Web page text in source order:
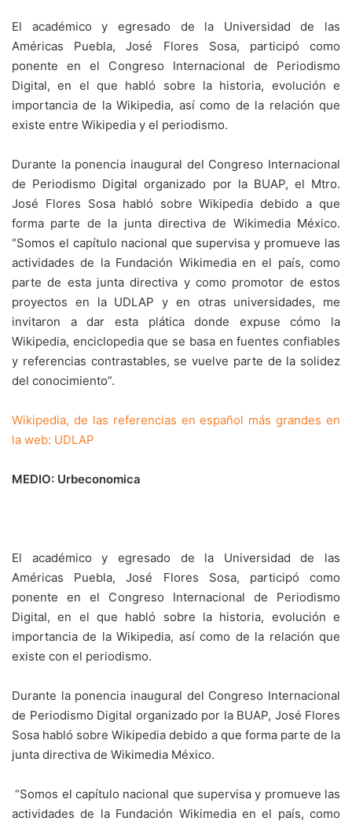
El académico y egresado de la Universidad de las
Américas Puebla, José Flores Sosa, participó como
ponente en el Congreso Internacional de Periodismo
Digital, en el que habló sobre la historia, evolución e
importancia de la Wikipedia, así como de la relación que
existe entre Wikipedia y el periodismo.
Durante la ponencia inaugural del Congreso Internacional
de Periodismo Digital organizado por la BUAP, el Mtro.
José Flores Sosa habló sobre Wikipedia debido a que
forma parte de la junta directiva de Wikimedia México.
“Somos el capítulo nacional que supervisa y promueve las
actividades de la Fundación Wikimedia en el país, como
parte de esta junta directiva y como promotor de estos
proyectos en la UDLAP y en otras universidades, me
invitaron a dar esta plática donde expuse cómo la
Wikipedia, enciclopedia que se basa en fuentes confiables
y referencias contrastables, se vuelve parte de la solidez
del conocimiento”.
Wikipedia, de las referencias en español más grandes en
la web: UDLAP
MEDIO: Urbeconomica
El académico y egresado de la Universidad de las
Américas Puebla, José Flores Sosa, participó como
ponente en el Congreso Internacional de Periodismo
Digital, en el que habló sobre la historia, evolución e
importancia de la Wikipedia, así como de la relación que
existe con el periodismo.
Durante la ponencia inaugural del Congreso Internacional
de Periodismo Digital organizado por la BUAP, José Flores
Sosa habló sobre Wikipedia debido a que forma parte de la
junta directiva de Wikimedia México.
“Somos el capítulo nacional que supervisa y promueve las
actividades de la Fundación Wikimedia en el país, como